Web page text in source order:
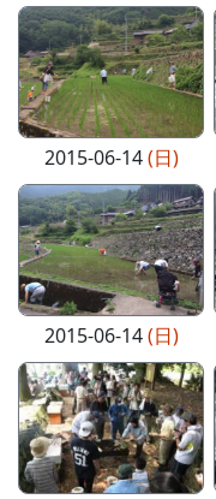
2015-06-14(日)
2015-06-14(日)